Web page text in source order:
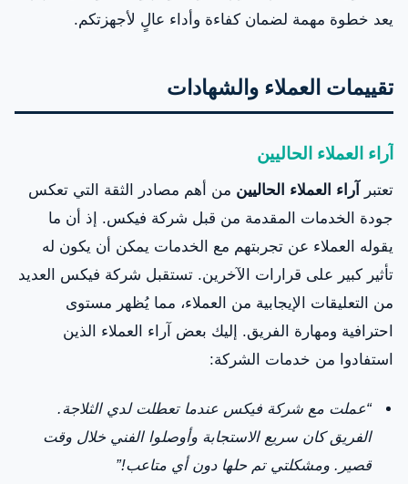
يعد خطوة مهمة لضمان كفاءة وأداء عالٍ لأجهزتكم.
تقييمات العملاء والشهادات
آراء العملاء الحاليين
تعتبر آراء العملاء الحاليين من أهم مصادر الثقة التي تعكس
جودة الخدمات المقدمة من قبل شركة فيكس. إذ أن ما
يقوله العملاء عن تجربتهم مع الخدمات يمكن أن يكون له
تأثير كبير على قرارات الآخرين. تستقبل شركة فيكس العديد
من التعليقات الإيجابية من العملاء، مما يُظهر مستوى
احترافية ومهارة الفريق. إليك بعض آراء العملاء الذين
استفادوا من خدمات الشركة:
“عملت مع شركة فيكس عندما تعطلت لدي الثلاجة.
الفريق كان سريع الاستجابة وأوصلوا الفني خلال وقت
قصير. ومشكلتي تم حلها دون أي متاعب!”